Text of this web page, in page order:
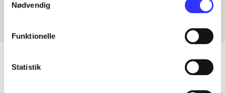
Nødvendig
Funktionelle
Statistik